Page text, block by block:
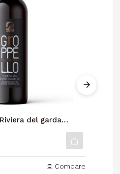
del garda
Compare